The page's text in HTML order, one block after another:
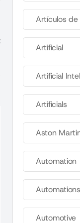
Artículos de
Artificial
Artificial
Artificials
Aston
Automation
Automations
Automotive